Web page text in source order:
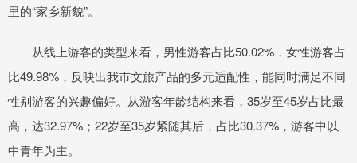
里的“家乡新貌”。
从线上游客的类型来看，男性游客占比50.02%，女性游客占
比49.98%，反映出我市文旅产品的多元适配性，能同时满足不同
性别游客的兴趣偏好。从游客年龄结构来看，35岁至45岁占比最
高，达32.97%；22岁至35岁紧随其后，占比30.37%，游客中以
中青年为主。